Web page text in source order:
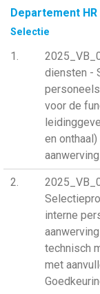
Departement
Selectie
1
diensten -
voor de
en
2
interne
technisch
met